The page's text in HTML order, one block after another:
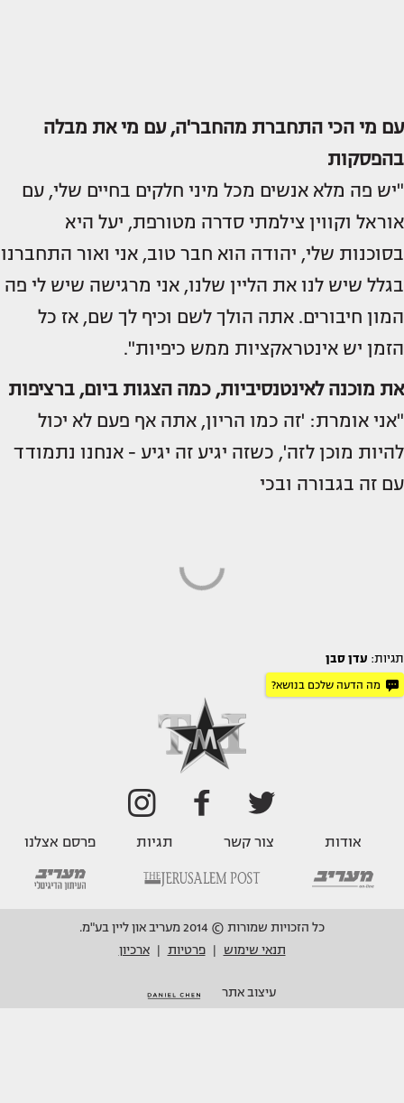
עם מי הכי התחברת מהחבר'ה, עם מי את מבלה
בהפסקות
"יש פה מלא אנשים מכל מיני חלקים בחיים שלי, עם
אוראל וקווין צילמתי סדרה מטורפת, יעל היא
בסוכנות שלי, יהודה הוא חבר טוב, אני ואור התחברנו
בגלל שיש לנו את הליין שלנו, אני מרגישה שיש לי פה
המון חיבורים. אתה הולך לשם וכיף לך שם, אז כל
הזמן יש אינטראקציות ממש כיפיות".
את מוכנה לאינטנסיביות, כמה הצגות ביום, ברציפות
"אני אומרת: 'זה כמו הריון, אתה אף פעם לא יכול
להיות מוכן לזה', כשזה יגיע זה יגיע - אנחנו נתמודד
עם זה בגבורה ובכי
תגיות: עדן סבן
מה הדעה שלכם בנושא?
אודות צור קשר תגיות פרסם אצלנו
כל הזכויות שמורות © 2014 מעריב און ליין בע"מ.
תנאי שימוש
פרטיות ארכיון
עיצוב אתר